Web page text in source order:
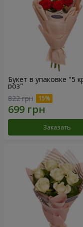
Букет в упаковке "5
роз"
822 грн
Заказать